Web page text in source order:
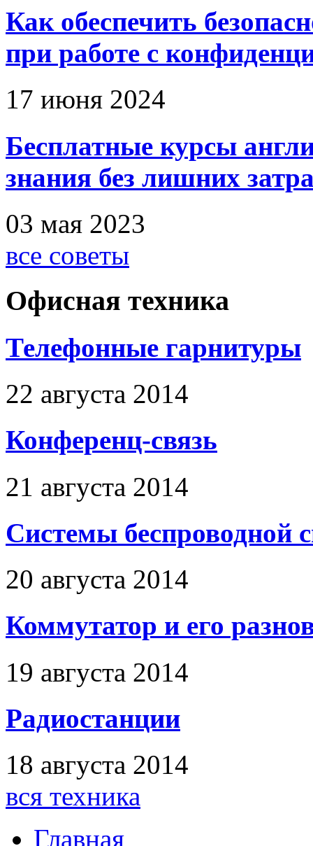
Как обеспечить
при работе с
17 июня 2024
Бесплатные курсы
знания без лишних
03 мая 2023
все советы
Офисная техника
Телефонные гарнитуры
22 августа 2014
Конференц-связь
21 августа 2014
Системы беспроводной
20 августа 2014
Коммутатор и его
19 августа 2014
Радиостанции
18 августа 2014
вся техника
Главная